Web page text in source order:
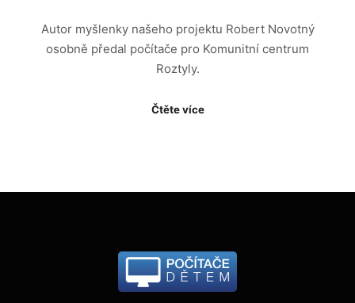
Autor myšlenky našeho projektu Robert Novotný
osobně předal počítače pro Komunitní centrum
Roztyly.
Čtěte více